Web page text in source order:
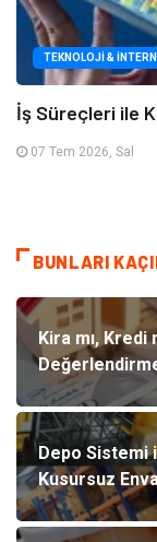
TEKNOLOJI &
İş Süreçleri ile
07 Tem 2026, Sal
BUNLARI
Kira mı,
Depo
Kusursuz